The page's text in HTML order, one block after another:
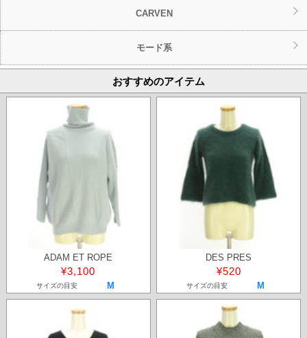
CARVEN
モード系
おすすめのアイテム
ADAM ET ROPE
¥3,100
サイズの目安 M
DES PRES
¥520
サイズの目安 M